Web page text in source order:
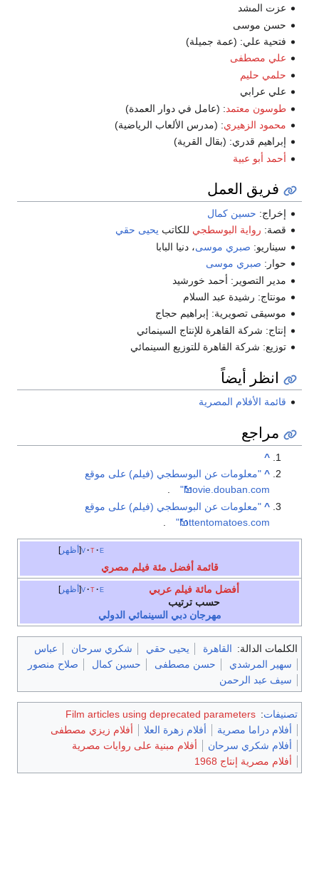
عزت المشد
حسن موسى
فتحية علي: (عمة جميلة)
علي مصطفى
حلمي حليم
علي عرابي
طوسون معتمد: (عامل في دوار العمدة)
محمود الزهيري: (مدرس الألعاب الرياضية)
إبراهيم قدري: (بقال القرية)
أحمد أبو عبية
فريق العمل
إخراج: حسين كمال
قصة: رواية البوسطجي للكاتب يحيى حقي
سيناريو: صبري موسى، دنيا البابا
حوار: صبري موسى
مدير التصوير: أحمد خورشيد
مونتاج: رشيدة عبد السلام
موسيقى تصويرية: إبراهيم حجاج
إنتاج: شركة القاهرة للإنتاج السينمائي
توزيع: شركة القاهرة للتوزيع السينمائي
انظر أيضاً
قائمة الأفلام المصرية
مراجع
^
^ "معلومات عن البوسطجي (فيلم) على موقع
movie.douban.com"
^ "معلومات عن البوسطجي (فيلم) على موقع
rottentomatoes.com"
أظهر v t e
قائمة أفضل مئة فيلم مصري
أظهر v t e
أفضل مائة فيلم عربي
حسب ترتيب
مهرجان دبي السينمائي الدولي
الكلمات الدالة: القاهرة يحيى حقي شكري سرحان
عباس
سهير المرشدي
حسن مصطفى حسين كمال
صلاح منصور
سيف عبد الرحمن
تصنيفات:
Film articles using deprecated parameters
أفلام دراما مصرية
أفلام زهرة العلا
أفلام زيزي مصطفى
أفلام شكري سرحان
أفلام مبنية على روايات مصرية
أفلام مصرية إنتاج 1968